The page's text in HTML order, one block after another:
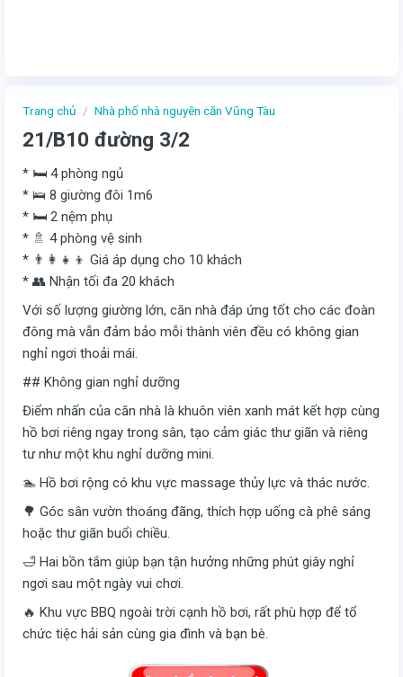
Trang chủ / Nhà phố nhà nguyên căn Vũng Tàu
21/B10 đường 3/2
* 🛏️ 4 phòng ngủ
* 🛌 8 giường đôi 1m6
* 🛏️ 2 nệm phụ
* 🚿 4 phòng vệ sinh
* 👨‍👩‍👧‍👦 Giá áp dụng cho 10 khách
* 👥 Nhận tối đa 20 khách
Với số lượng giường lớn, căn nhà đáp ứng tốt cho các đoàn
đông mà vẫn đảm bảo mỗi thành viên đều có không gian
nghỉ ngơi thoải mái.
## Không gian nghỉ dưỡng
Điểm nhấn của căn nhà là khuôn viên xanh mát kết hợp cùng
hồ bơi riêng ngay trong sân, tạo cảm giác thư giãn và riêng
tư như một khu nghỉ dưỡng mini.
🏊 Hồ bơi rộng có khu vực massage thủy lực và thác nước.
🌳 Góc sân vườn thoáng đãng, thích hợp uống cà phê sáng
hoặc thư giãn buổi chiều.
🛁 Hai bồn tắm giúp bạn tận hưởng những phút giây nghỉ
ngơi sau một ngày vui chơi.
🔥 Khu vực BBQ ngoài trời cạnh hồ bơi, rất phù hợp để tổ
chức tiệc hải sản cùng gia đình và bạn bè.